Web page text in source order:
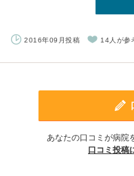
2016年09月投稿 14人が参
あなたの口コミが病院
口コミ投稿